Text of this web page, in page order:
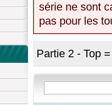
série ne sont
pas pour les
Partie 2 - Top